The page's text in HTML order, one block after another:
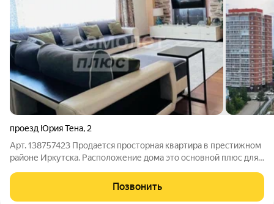
проезд Юрия Тена, 2
Арт. 138757423 Продается просторная квартира в престижном
районе Иркутска. Расположение дома это основной плюс для
новая школа и детский сад! Квартира имеет продуманную
планировку, где каждая
Позвонить